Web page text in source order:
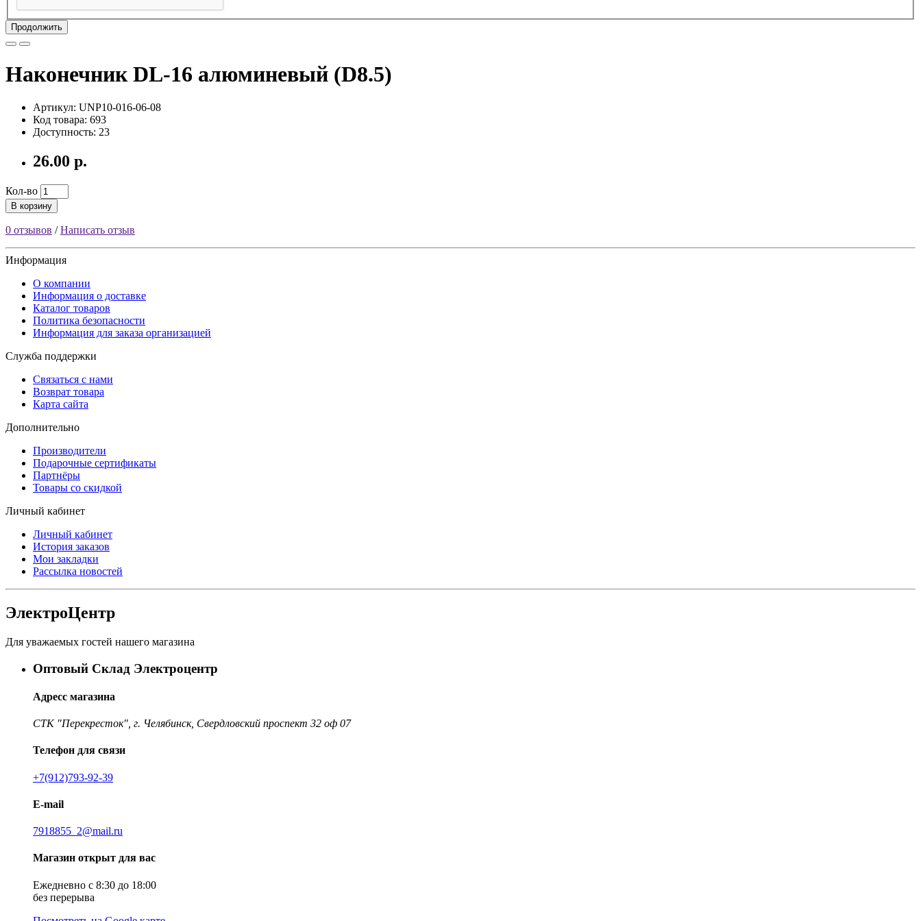
Продолжить
Наконечник DL-16 алюминевый (D8.5)
Артикул: UNP10-016-06-08
Код товара: 693
Доступность: 23
26.00 р.
Кол-во
В корзину
0 отзывов /Написать отзыв
Информация
О компании
Информация о доставке
Каталог товаров
Политика безопасности
Информация для заказа организацией
Служба поддержки
Связаться с нами
Возврат товара
Карта сайта
Дополнительно
Производители
Подарочные сертификаты
Партнёры
Товары со скидкой
Личный кабинет
Личный кабинет
История заказов
Мои закладки
Рассылка новостей
ЭлектроЦентр
Для уважаемых гостей нашего магазина
Оптовый Склад Электроцентр
Адресс магазина
СТК "Перекресток", г. Челябинск, Свердловский проспект 32 оф 07
Телефон для связи
+7(912)793-92-39
E-mail
7918855_2@mail.ru
Магазин открыт для вас
Ежедневно с 8:30 до 18:00
без перерыва